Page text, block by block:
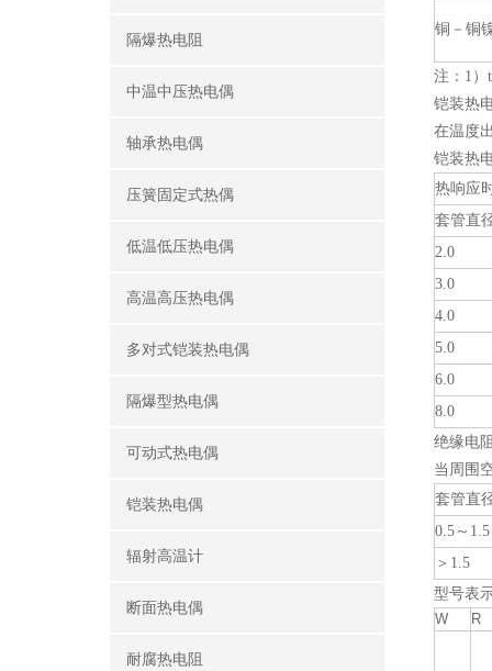
隔爆热电阻
中温中压热电偶
轴承热电偶
压簧固定式热偶
低温低压热电偶
高温高压热电偶
多对式铠装热电偶
隔爆型热电偶
可动式热电偶
铠装热电偶
辐射高温计
断面热电偶
耐腐热电阻
铜－铜
注：1）
铠装热
在温度
铠装热
热响应
套管直
2.0
3.0
4.0
5.0
6.0
8.0
绝缘电
当周围
套管直
0.5～1.5
＞1.5
型号表
W
R